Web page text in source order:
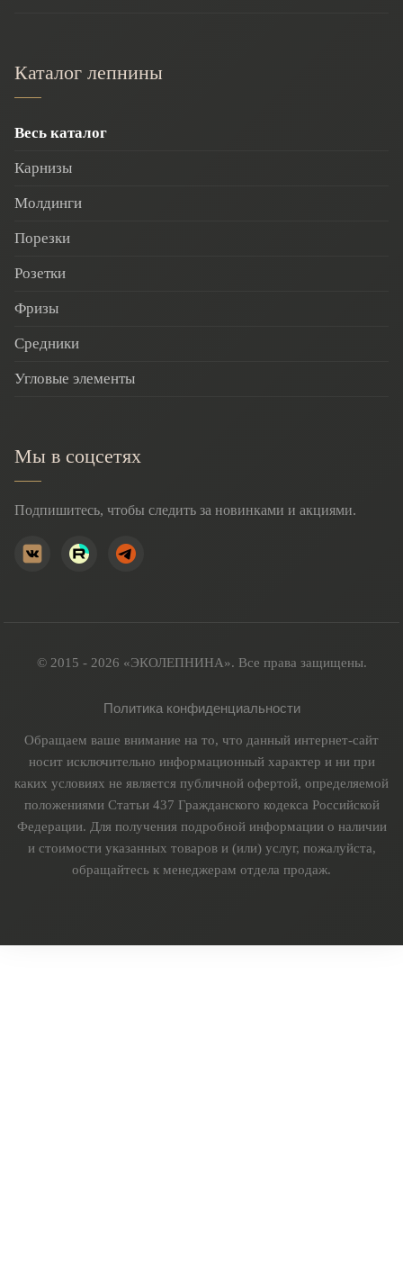
Каталог лепнины
Весь каталог
Карнизы
Молдинги
Порезки
Розетки
Фризы
Средники
Угловые элементы
Мы в соцсетях
Подпишитесь, чтобы следить за новинками и акциями.
© 2015 - 2026 «ЭКОЛЕПНИНА». Все права защищены.
Политика конфиденциальности
Обращаем ваше внимание на то, что данный интернет-сайт
носит исключительно информационный характер и ни при
каких условиях не является публичной офертой, определяемой
положениями Статьи 437 Гражданского кодекса Российской
Федерации. Для получения подробной информации о наличии
и стоимости указанных товаров и (или) услуг, пожалуйста,
обращайтесь к менеджерам отдела продаж.